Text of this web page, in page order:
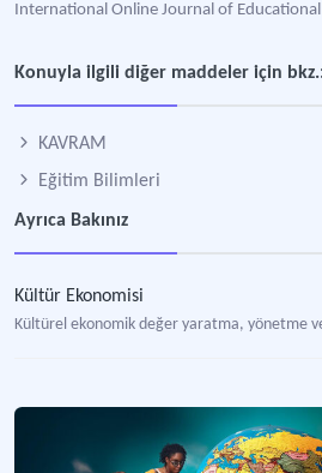
International Online Journal of
Konuyla ilgili diğer maddeler için
KAVRAM
Eğitim Bilimleri
Ayrıca Bakınız
Kültür Ekonomisi
Kültürel ekonomik değer yaratma, yönetme